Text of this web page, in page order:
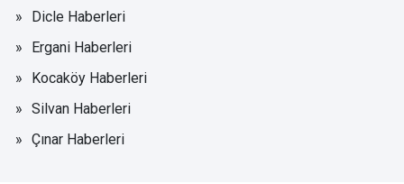
Dicle Haberleri
Ergani Haberleri
Kocaköy Haberleri
Silvan Haberleri
Çınar Haberleri